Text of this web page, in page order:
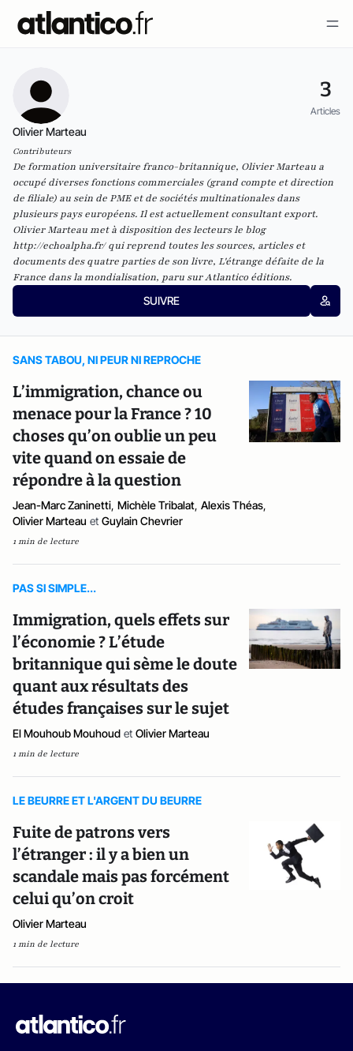
3
Articles
Olivier Marteau
Contributeurs
De formation universitaire franco-britannique, Olivier Marteau a
occupé diverses fonctions commerciales (grand compte et direction
de filiale) au sein de PME et de sociétés multinationales dans
plusieurs pays européens. Il est actuellement consultant export.
Olivier Marteau met à disposition des lecteurs le blog
http://echoalpha.fr/qui reprend toutes les sources, articles et
documents des quatre parties de son livre, L'étrange défaite de la
France dans la mondialisation, paru surAtlantico éditions.
SUIVRE
SANS TABOU, NI PEUR NI REPROCHE
L’immigration, chance ou
menace pour la France ? 10
choses qu’on oublie un peu
vite quand on essaie de
répondre à la question
Jean-Marc Zaninetti, Michèle Tribalat, Alexis Théas,
Olivier Marteau et Guylain Chevrier
1 min de lecture
PAS SI SIMPLE...
Immigration, quels effets sur
l’économie ? L’étude
britannique qui sème le doute
quant aux résultats des
études françaises sur le sujet
El Mouhoub Mouhoud et Olivier Marteau
1 min de lecture
LE BEURRE ET L'ARGENT DU BEURRE
Fuite de patrons vers
l’étranger : il y a bien un
scandale mais pas forcément
celui qu’on croit
Olivier Marteau
1 min de lecture